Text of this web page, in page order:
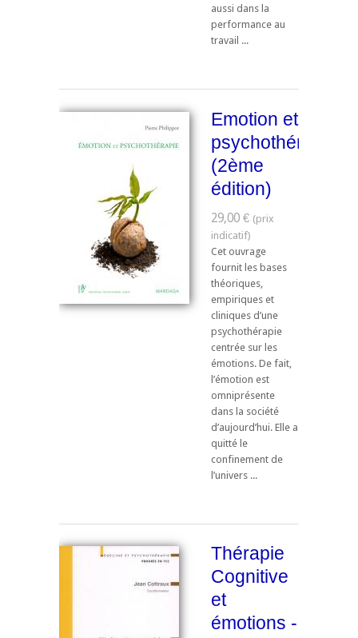
aussi dans la
performance au
travail ...
Emotion et
psychothérapie
(2ème
édition)
29,00 €
Cet ouvrage
fournit les bases
théoriques,
empiriques et
cliniques d’une
psychothérapie
centrée sur les
émotions. De fait,
l’émotion est
omniprésente
dans la société
d’aujourd’hui. Elle a
quitté le
confinement de
l’univers ...
Thérapie
Cognitive
et
émotions -